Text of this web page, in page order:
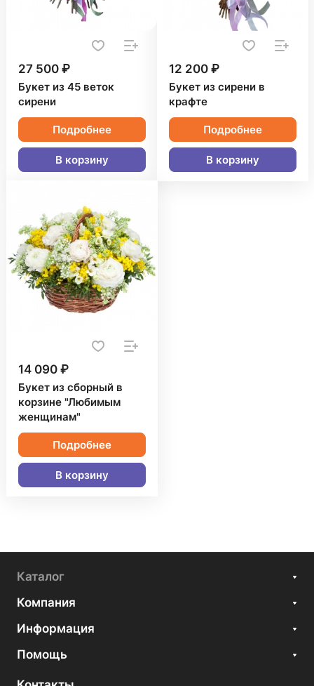
27 500 ₽
Букет из 45 веток
сирени
Подробнее
В корзину
12 200 ₽
Букет из сирени в
крафте
Подробнее
В корзину
14 090 ₽
Букет из сборный в
корзине "Любимым
женщинам"
Подробнее
В корзину
Каталог
Компания
Информация
Помощь